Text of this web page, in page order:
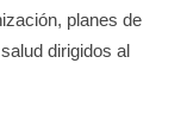
planes de
dirigidos al